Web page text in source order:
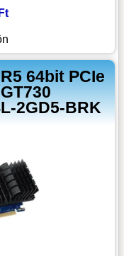
64bit PCIe
2GD5-BRK